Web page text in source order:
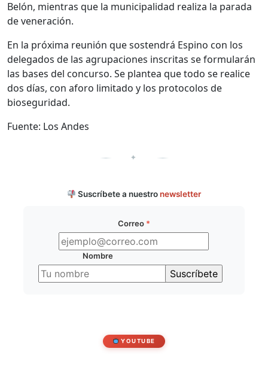
Belón, mientras que la municipalidad realiza la parada
de veneración.
En la próxima reunión que sostendrá Espino con los
delegados de las agrupaciones inscritas se formularán
las bases del concurso. Se plantea que todo se realice
dos días, con aforo limitado y los protocolos de
bioseguridad.
Fuente: Los Andes
✦
Suscríbete a nuestro newsletter
Correo *
Nombre
YOUTUBE